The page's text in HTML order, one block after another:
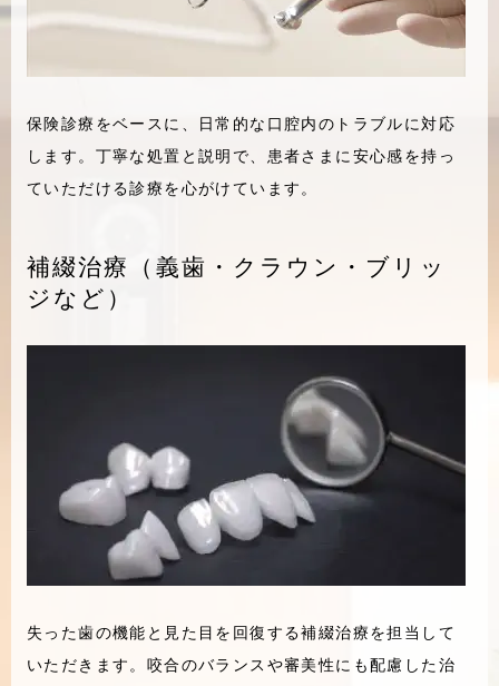
保険診療をベースに、日常的な口腔内のトラブルに対応
します。丁寧な処置と説明で、患者さまに安心感を持っ
ていただける診療を心がけています。
補綴治療（義歯・クラウン・ブリッ
ジなど）
失った歯の機能と見た目を回復する補綴治療を担当して
いただきます。咬合のバランスや審美性にも配慮した治